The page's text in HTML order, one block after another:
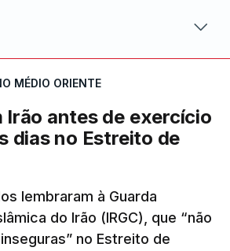
MÉDIO ORIENTE
Irão antes de exercício
dias no Estreito de
lembraram à Guarda
do Irão (IRGC), que “não
no Estreito de